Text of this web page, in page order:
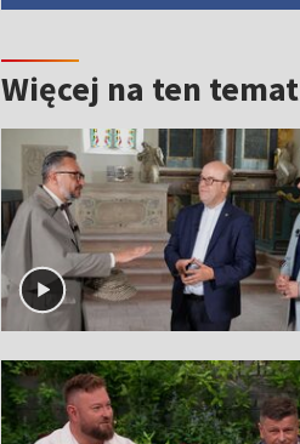
Więcej na ten temat